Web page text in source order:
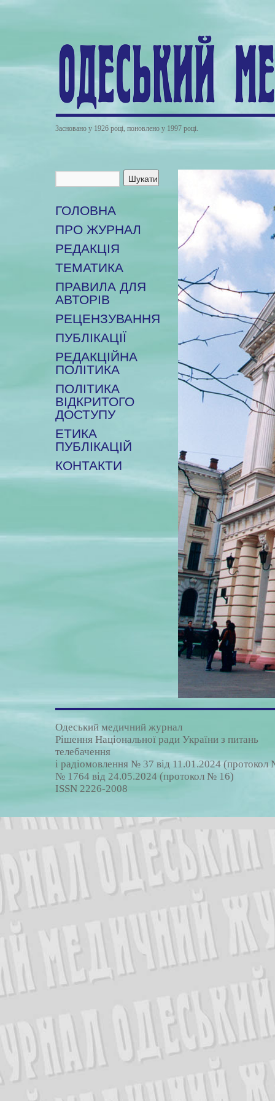
Засновано у 1926 році, поновлено у 1997 році.
ГОЛОВНА
ПРО ЖУРНАЛ
РЕДАКЦІЯ
ТЕМАТИКА
ПРАВИЛА ДЛЯ
АВТОРІВ
РЕЦЕНЗУВАННЯ
ПУБЛІКАЦІЇ
РЕДАКЦІЙНА
ПОЛІТИКА
ПОЛІТИКА
ВІДКРИТОГО
ДОСТУПУ
ЕТИКА
ПУБЛІКАЦІЙ
КОНТАКТИ
Одеський медичний журнал
Рішення Національної ради України з питань
телебачення
і радіомовлення № 37 від 11.01.2024 (протокол
№ 1764 від 24.05.2024 (протокол № 16)
ISSN 2226-2008